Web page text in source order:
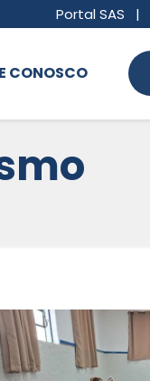
Portal SAS |
CONOSCO